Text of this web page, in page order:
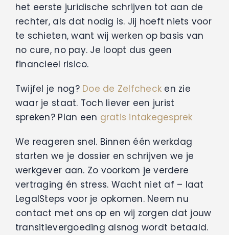
het eerste juridische schrijven tot aan de
rechter, als dat nodig is. Jij hoeft niets voor
te schieten, want wij werken op basis van
no cure, no pay. Je loopt dus geen
financieel risico.
Twijfel je nog? Doe de Zelfcheck en zie
waar je staat. Toch liever een jurist
spreken? Plan een gratis intakegesprek
We reageren snel. Binnen één werkdag
starten we je dossier en schrijven we je
werkgever aan. Zo voorkom je verdere
vertraging én stress. Wacht niet af – laat
LegalSteps voor je opkomen. Neem nu
contact met ons op en wij zorgen dat jouw
transitievergoeding alsnog wordt betaald.